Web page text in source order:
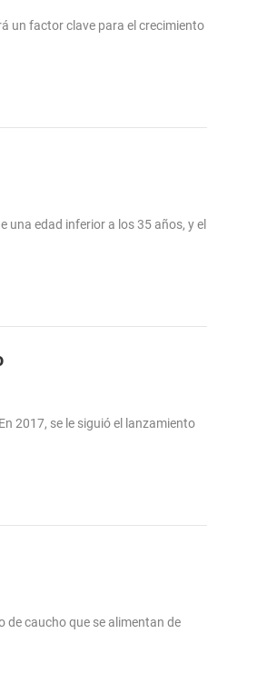
un factor clave para el crecimiento
una edad inferior a los 35 años, y el
2017, se le siguió el lanzamiento
de caucho que se alimentan de